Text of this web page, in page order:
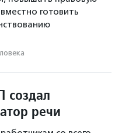
готовить
создал
речи